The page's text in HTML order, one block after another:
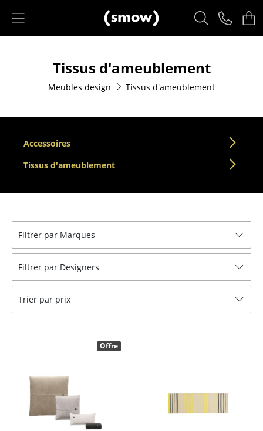
Chaises de cuisine & salle à manger
Canapés
Fauteuils
Fauteuils lounge
Chaises et Tabourets de bar
Bancs & Chaises longues
Poufs poires
Chaises à bascule
Chaises de bureau
Chaises de conférence
Tissus d'ameublement
Meubles design Tissus d'ameublement
Accessoires
Tissus d'ameublement
Filtrer par Marques
Filtrer par Designers
Trier par prix
Offre